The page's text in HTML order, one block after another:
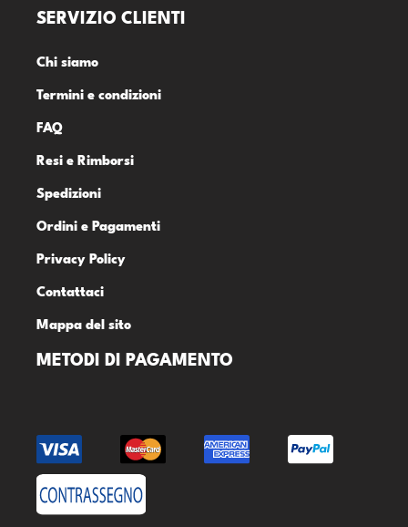
SERVIZIO CLIENTI
Chi siamo
Termini e condizioni
FAQ
Resi e Rimborsi
Spedizioni
Ordini e Pagamenti
Privacy Policy
Contattaci
Mappa del sito
METODI DI PAGAMENTO